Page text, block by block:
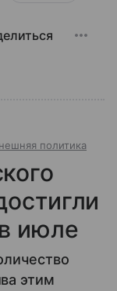
политика
июле
этим